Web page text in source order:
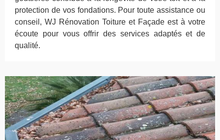
protection de vos fondations. Pour toute assistance ou
conseil, WJ Rénovation Toiture et Façade est à votre
écoute pour vous offrir des services adaptés et de
qualité.